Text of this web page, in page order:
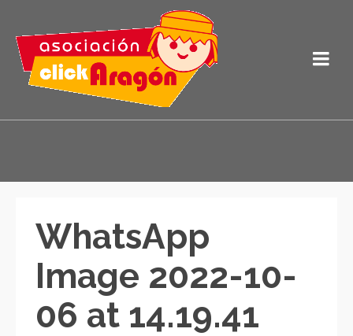
WhatsApp
Image 2022-10-
06 at 14.19.41